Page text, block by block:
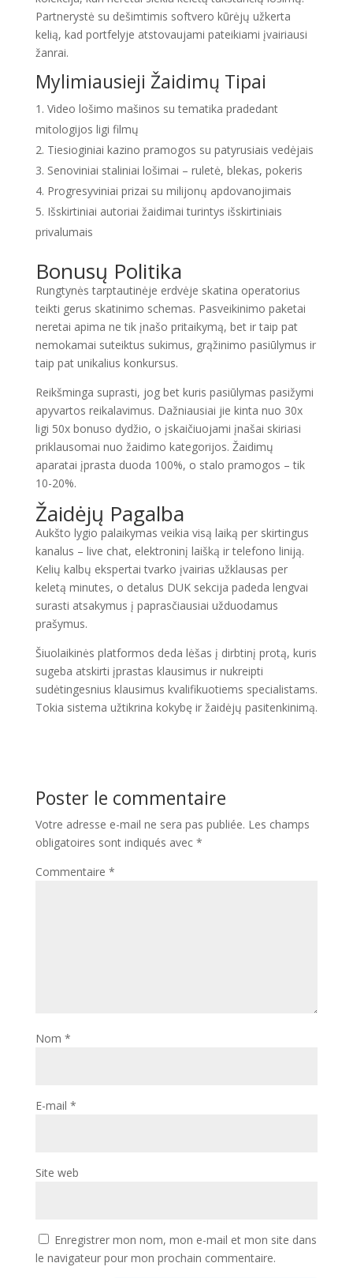
Partnerystė su dešimtimis softvero kūrėjų užkerta
kelią, kad portfelyje atstovaujami pateikiami įvairiausi
žanrai.
Mylimiausieji Žaidimų Tipai
Video lošimo mašinos su tematika pradedant
mitologijos ligi filmų
Tiesioginiai kazino pramogos su patyrusiais vedėjais
Senoviniai staliniai lošimai – ruletė, blekas, pokeris
Progresyviniai prizai su milijonų apdovanojimais
Išskirtiniai autoriai žaidimai turintys išskirtiniais
privalumais
Bonusų Politika
Rungtynės tarptautinėje erdvėje skatina operatorius
teikti gerus skatinimo schemas. Pasveikinimo paketai
neretai apima ne tik įnašo pritaikymą, bet ir taip pat
nemokamai suteiktus sukimus, grąžinimo pasiūlymus ir
taip pat unikalius konkursus.
Reikšminga suprasti, jog bet kuris pasiūlymas pasižymi
apyvartos reikalavimus. Dažniausiai jie kinta nuo 30x
ligi 50x bonuso dydžio, o įskaičiuojami įnašai skiriasi
priklausomai nuo žaidimo kategorijos. Žaidimų
aparatai įprasta duoda 100%, o stalo pramogos – tik
10-20%.
Žaidėjų Pagalba
Aukšto lygio palaikymas veikia visą laiką per skirtingus
kanalus – live chat, elektroninį laišką ir telefono liniją.
Kelių kalbų ekspertai tvarko įvairias užklausas per
keletą minutes, o detalus DUK sekcija padeda lengvai
surasti atsakymus į paprasčiausiai užduodamus
prašymus.
Šiuolaikinės platformos deda lėšas į dirbtinį protą, kuris
sugeba atskirti įprastas klausimus ir nukreipti
sudėtingesnius klausimus kvalifikuotiems specialistams.
Tokia sistema užtikrina kokybę ir žaidėjų pasitenkinimą.
Poster le commentaire
Votre adresse e-mail ne sera pas publiée. Les champs
obligatoires sont indiqués avec *
Commentaire *
Nom *
E-mail *
Site web
Enregistrer mon nom, mon e-mail et mon site dans
le navigateur pour mon prochain commentaire.